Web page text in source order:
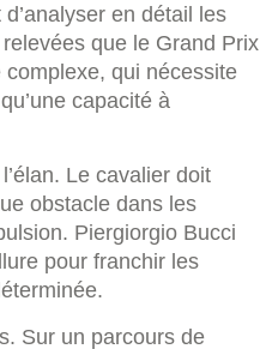
en détail les
que le Grand Prix
qui nécessite
capacité à
Le cavalier doit
obstacle dans les
Piergiorgio Bucci
pour franchir les
Sur un parcours de